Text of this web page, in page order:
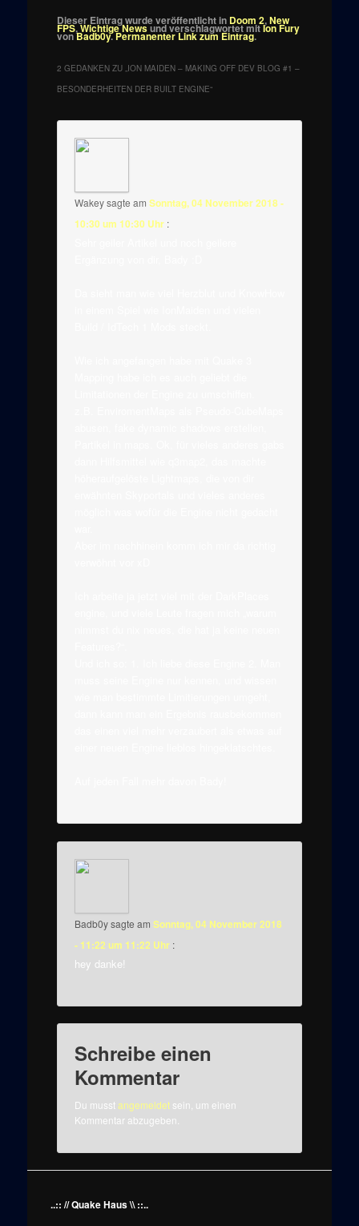
Dieser Eintrag wurde veröffentlicht in Doom 2,New
FPS,Wichtige Newsund verschlagwortet mitIon Fury
vonBadb0y.Permanenter Link zum Eintrag.
2 GEDANKEN ZU „ ION MAIDEN – MAKING OFF DEV BLOG #1 –
BESONDERHEITEN DER BUILT ENGINE“
Wakeysagte am Sonntag, 04 November 2018 -
10:30 um 10:30 Uhr :
Badb0ysagte am Sonntag, 04 November 2018
- 11:22 um 11:22 Uhr :
hey danke!
Schreibe einen
Kommentar
Du musstangemeldetsein, um einen
Kommentar abzugeben.
..:: // Quake Haus \\ ::..